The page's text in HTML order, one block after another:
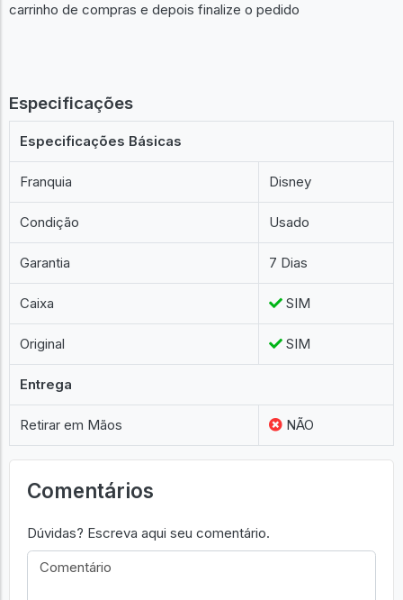
carrinho de compras e depois finalize o pedido
Especificações
Especificações Básicas
Franquia Disney
Condição Usado
Garantia 7 Dias
Caixa SIM
Original SIM
Entrega
Retirar em Mãos NÃO
Comentários
Dúvidas? Escreva aqui seu comentário.